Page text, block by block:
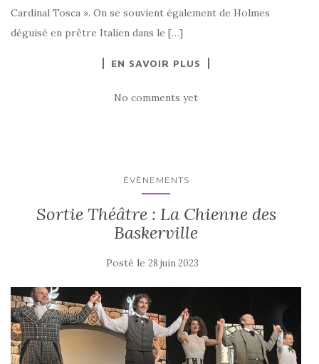
Cardinal Tosca ». On se souvient également de Holmes
déguisé en prêtre Italien dans le […]
EN SAVOIR PLUS
No comments yet
ÉVÈNEMENTS
Sortie Théâtre : La Chienne des
Baskerville
Posté le 28 juin 2023